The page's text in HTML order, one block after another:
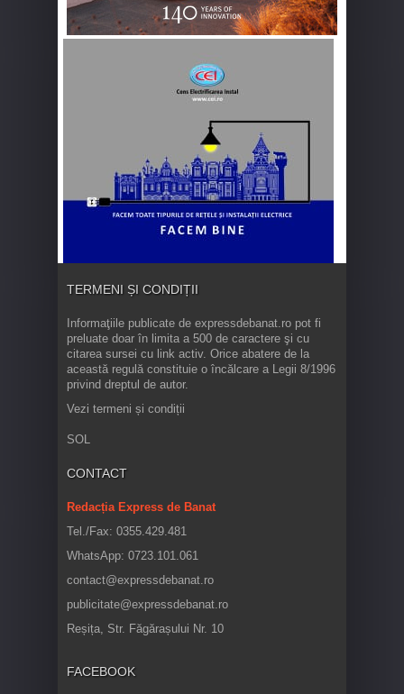
TERMENI ȘI CONDIȚII
Informaţiile publicate de expressdebanat.ro pot fi
preluate doar în limita a 500 de caractere şi cu
citarea sursei cu link activ. Orice abatere de la
această regulă constituie o încălcare a Legii 8/1996
privind dreptul de autor.
Vezi termeni și condiții
SOL
CONTACT
Redacția Express de Banat
Tel./Fax: 0355.429.481
WhatsApp: 0723.101.061
contact@expressdebanat.ro
publicitate@expressdebanat.ro
Reșița, Str. Făgărașului Nr. 10
FACEBOOK